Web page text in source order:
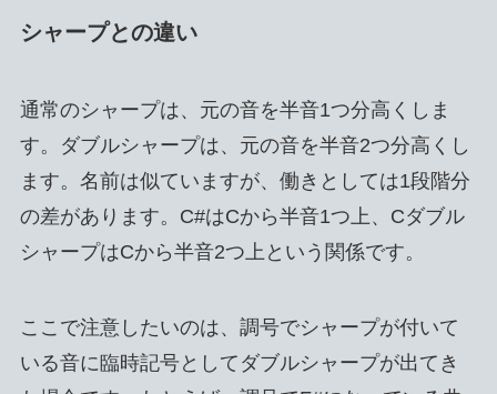
シャープとの違い
通常のシャープは、元の音を半音1つ分高くしま
す。ダブルシャープは、元の音を半音2つ分高くし
ます。名前は似ていますが、働きとしては1段階分
の差があります。C#はCから半音1つ上、Cダブル
シャープはCから半音2つ上という関係です。
ここで注意したいのは、調号でシャープが付いて
いる音に臨時記号としてダブルシャープが出てき